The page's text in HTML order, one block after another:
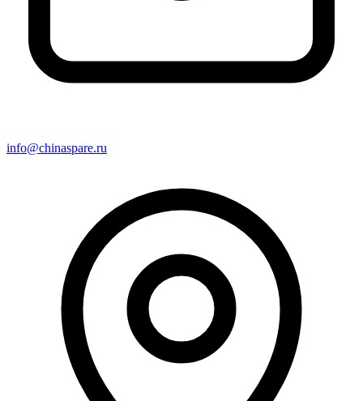
info@chinaspare.ru